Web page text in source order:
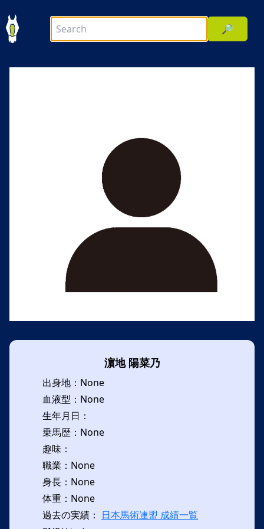
🔎
濵地 陽菜乃
出身地：None
血液型：None
生年月日：
乗馬歴：None
趣味：
職業：None
身長：None
体重：None
過去の実績： 日本馬術連盟 成績一覧